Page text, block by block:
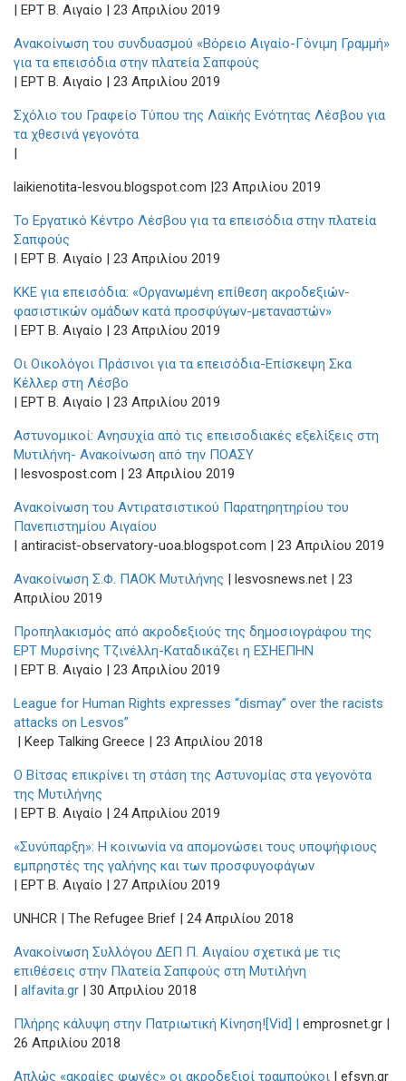
| ΕΡΤ Β. Αιγαίο | 23 Απριλίου 2019
Ανακοίνωση του συνδυασμού «Βόρειο Αιγαίο-Γόνιμη Γραμμή»
για τα επεισόδια στην πλατεία Σαπφούς
| ΕΡΤ Β. Αιγαίο | 23 Απριλίου 2019
Σχόλιο του Γραφείο Τύπου της Λαϊκής Ενότητας Λέσβου για
τα χθεσινά γεγονότα
|
laikienotita-lesvou.blogspot.com |23 Απριλίου 2019
Το Εργατικό Κέντρο Λέσβου για τα επεισόδια στην πλατεία
Σαπφούς
| ΕΡΤ Β. Αιγαίο | 23 Απριλίου 2019
ΚΚΕ για επεισόδια: «Οργανωμένη επίθεση ακροδεξιών-
φασιστικών ομάδων κατά προσφύγων-μεταναστών»
| ΕΡΤ Β. Αιγαίο | 23 Απριλίου 2019
Οι Οικολόγοι Πράσινοι για τα επεισόδια-Επίσκεψη Σκα
Κέλλερ στη Λέσβο
| ΕΡΤ Β. Αιγαίο | 23 Απριλίου 2019
Αστυνομικοί: Ανησυχία από τις επεισοδιακές εξελίξεις στη
Μυτιλήνη- Ανακοίνωση από την ΠΟΑΣΥ
| lesvospost.com | 23 Απριλίου 2019
Ανακοίνωση του Αντιρατσιστικού Παρατηρητηρίου του
Πανεπιστημίου Αιγαίου
| antiracist-observatory-uoa.blogspot.com | 23 Απριλίου 2019
Ανακοίνωση Σ.Φ. ΠΑΟΚ Μυτιλήνης | lesvosnews.net | 23
Απριλίου 2019
Προπηλακισμός από ακροδεξιούς της δημοσιογράφου της
ΕΡΤ Μυρσίνης Τζινέλλη-Καταδικάζει η ΕΣΗΕΠΗΝ
| ΕΡΤ Β. Αιγαίο | 23 Απριλίου 2019
League for Human Rights expresses “dismay” over the racists
attacks on Lesvos”
| Keep Talking Greece | 23 Aπριλίου 2018
Ο Βίτσας επικρίνει τη στάση της Αστυνομίας στα γεγονότα
της Μυτιλήνης
| ΕΡΤ Β. Αιγαίο | 24 Απριλίου 2019
«Συνύπαρξη»: Η κοινωνία να απομονώσει τους υποψήφιους
εμπρηστές της γαλήνης και των προσφυγοφάγων
| ΕΡΤ Β. Αιγαίο | 27 Απριλίου 2019
UNHCR | The Refugee Brief | 24 Απριλίου 2018
Ανακοίνωση Συλλόγου ΔΕΠ Π. Αιγαίου σχετικά με τις
επιθέσεις στην Πλατεία Σαπφούς στη Μυτιλήνη
| alfavita.gr | 30 Απριλίου 2018
Πλήρης κάλυψη στην Πατριωτική Κίνηση![Vid] | emprosnet.gr |
26 Απριλίου 2018
Απλώς «ακραίες φωνές» οι ακροδεξιοί τραμπούκοι | efsyn.gr